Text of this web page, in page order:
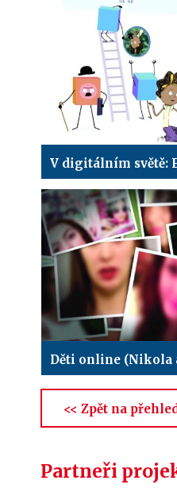
Děti online (Nikola
<< Zpět na
Partneři